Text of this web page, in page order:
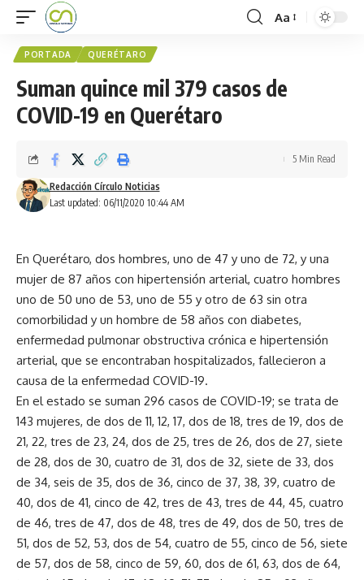
Aa
PORTADA QUERÉTARO
Suman quince mil 379 casos de
COVID-19 en Querétaro
Last updated: 06/11/2020 10:44 AM
Redacción Círculo Noticias
5 Min Read
En Querétaro, dos hombres, uno de 47 y uno de 72, y una
mujer de 87 años con hipertensión arterial, cuatro hombres
uno de 50 uno de 53, uno de 55 y otro de 63 sin otra
comorbilidad y un hombre de 58 años con diabetes,
enfermedad pulmonar obstructiva crónica e hipertensión
arterial, que se encontraban hospitalizados, fallecieron a
causa de la enfermedad COVID-19.
En el estado se suman 296 casos de COVID-19; se trata de
143 mujeres, de dos de 11, 12, 17, dos de 18, tres de 19, dos de
21, 22, tres de 23, 24, dos de 25, tres de 26, dos de 27, siete
de 28, dos de 30, cuatro de 31, dos de 32, siete de 33, dos
de 34, seis de 35, dos de 36, cinco de 37, 38, 39, cuatro de
40, dos de 41, cinco de 42, tres de 43, tres de 44, 45, cuatro
de 46, tres de 47, dos de 48, tres de 49, dos de 50, tres de
51, dos de 52, 53, dos de 54, cuatro de 55, cinco de 56, siete
de 57, dos de 58, cinco de 59, 60, dos de 61, 63, dos de 64,